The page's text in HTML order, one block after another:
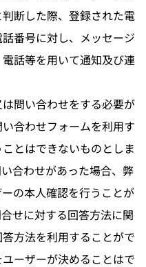
断した際、登録された電
番号に対し、メッセージ
話等を用いて通知及び連
問い合わせをする必要が
合わせフォームを利用す
とはできないものとしま
合わせがあった場合、弊
の本人確認を行うことが
せに対する回答方法に関
方法を利用することがで
ーザーが決めることはで